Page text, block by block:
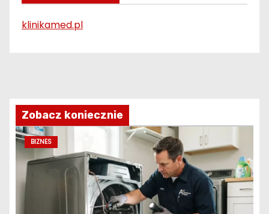
klinikamed.pl
Zobacz koniecznie
BIZNES